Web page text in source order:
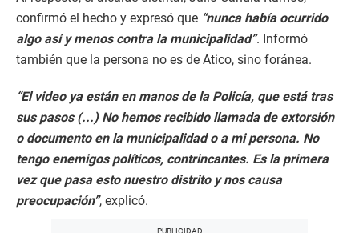
confirmó el hecho y expresó que “nunca había ocurrido
algo así y menos contra la municipalidad”. Informó
también que la persona no es de Atico, sino foránea.
“El video ya están en manos de la Policía, que está tras
sus pasos (...) No hemos recibido llamada de extorsión
o documento en la municipalidad o a mi persona. No
tengo enemigos políticos, contrincantes. Es la primera
vez que pasa esto nuestro distrito y nos causa
preocupación”, explicó.